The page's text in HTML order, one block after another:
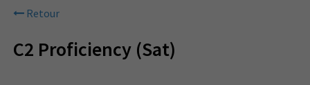
Retour
C2 Proficiency (Sat)